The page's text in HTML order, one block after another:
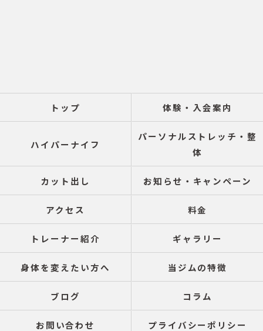
トップ 体験・入会案内
ハイパーナイフ
パーソナルストレッチ・整
体
カット出し お知らせ・キャンペーン
アクセス 料金
トレーナー紹介 ギャラリー
身体を変えたい方へ 当ジムの特徴
ブログ コラム
お問い合わせ プライバシーポリシー